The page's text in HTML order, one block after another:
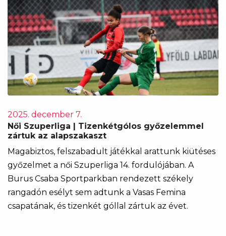
2025. december 7.
Női Szuperliga | Tizenkétgólos győzelemmel
zártuk az alapszakaszt
Magabiztos, felszabadult játékkal arattunk kiütéses
győzelmet a női Szuperliga 14. fordulójában. A
Burus Csaba Sportparkban rendezett székely
rangadón esélyt sem adtunk a Vasas Femina
csapatának, és tizenkét góllal zártuk az évet.